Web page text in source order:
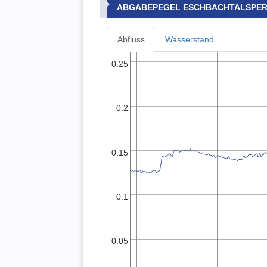
ABGABEPEGEL
Abfluss Wasserstand
0.05
0.1
0.15
0.2
0.25